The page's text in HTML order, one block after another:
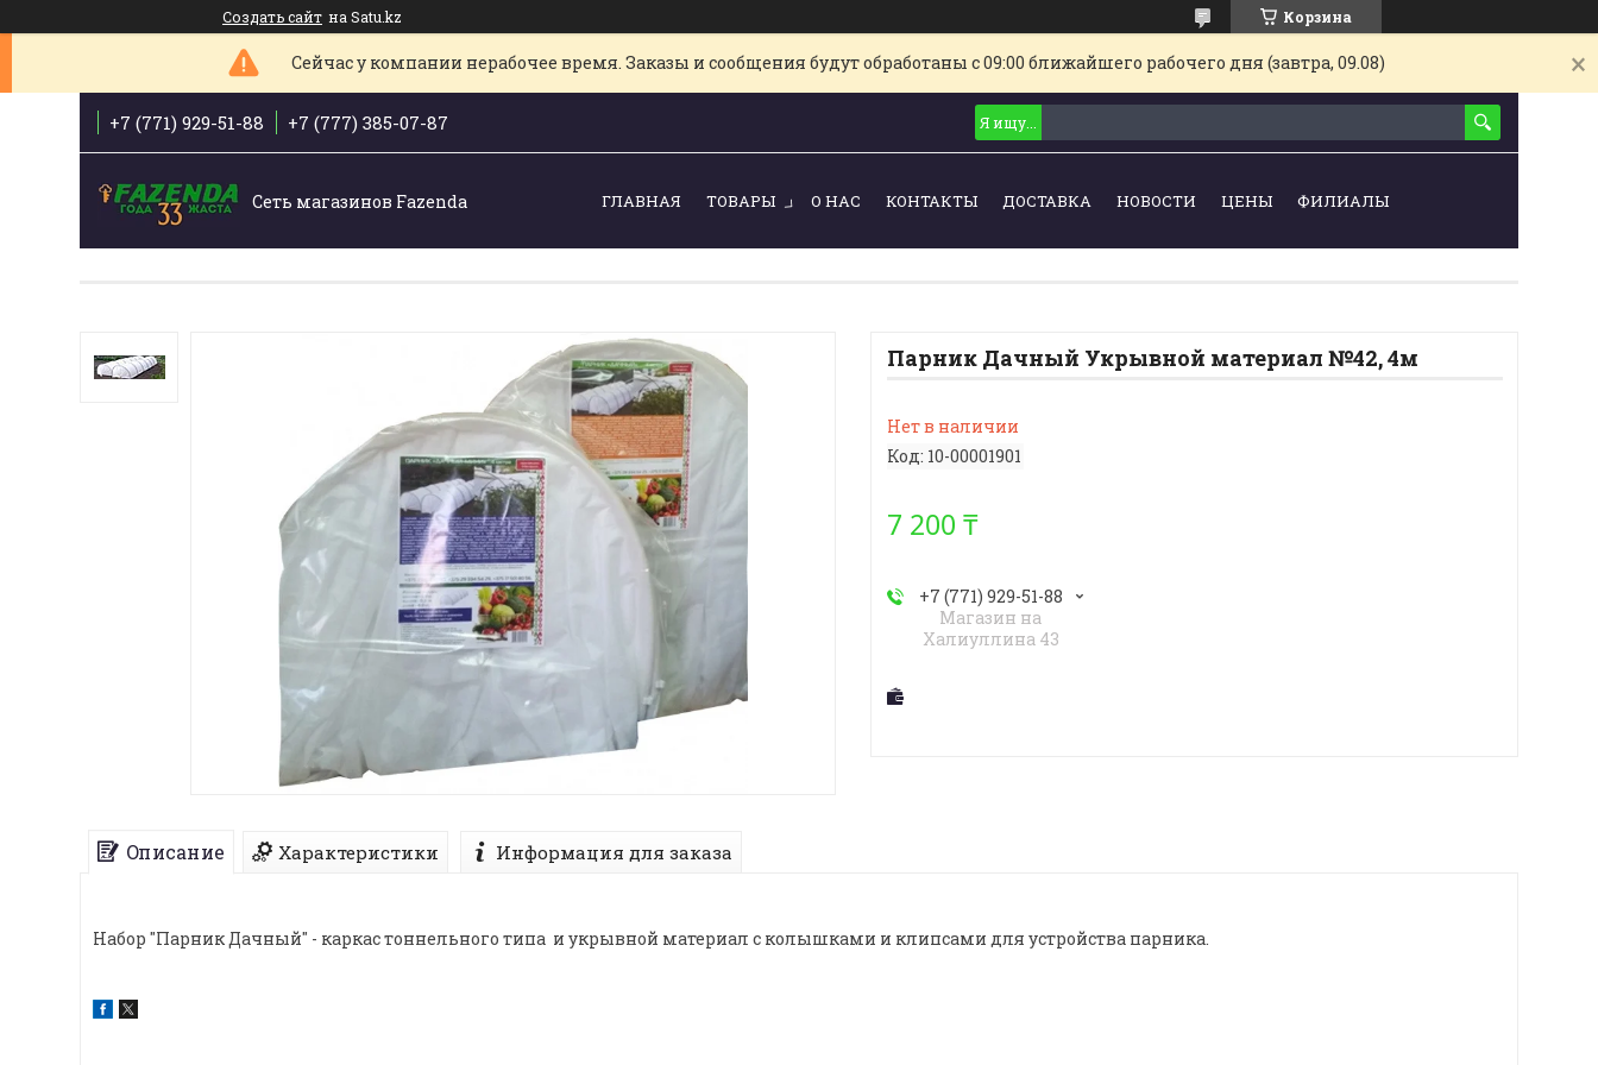
Создать сайт на Satu.kz Корзина
Сейчас у компании нерабочее время. Заказы и сообщения будут обработаны с 09:00 ближайшего рабочего дня (завтра, 09.08)
+7 (771) 929-51-88 +7 (777) 385-07-87
Сеть магазинов Fazenda ГЛАВНАЯ ТОВАРЫ О НАС КОНТАКТЫ ДОСТАВКА НОВОСТИ ЦЕНЫ ФИЛИАЛЫ
Парник Дачный Укрывной материал №42, 4м
Нет в наличии
Код: 10-00001901
7 200 ₸
+7 (771) 929-51-88
Магазин на
Халиуллина 43
Описание Характеристики Информация для заказа
Набор "Парник Дачный" - каркас тоннельного типа и укрывной материал с колышками и клипсами для устройства парника.